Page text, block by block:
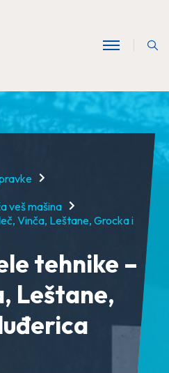
veš mašina
Vinča, Leštane, Grocka i
tehnike –
Leštane,